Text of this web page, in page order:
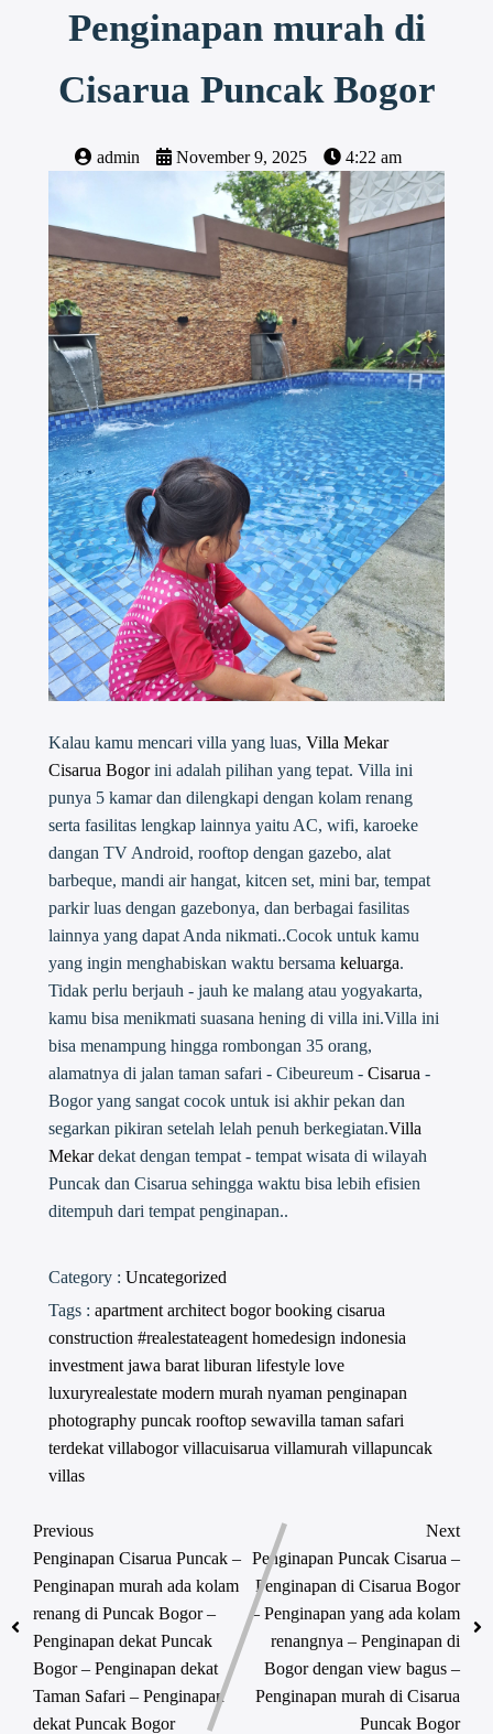
Penginapan murah di
Cisarua Puncak Bogor
admin November 9, 2025 4:22 am
Kalau kamu mencari villa yang luas, Villa Mekar
Cisarua Bogorini adalah pilihan yang tepat. Villa ini
punya 5 kamar dan dilengkapi dengan kolam renang
serta fasilitas lengkap lainnya yaitu AC, wifi, karoeke
dangan TV Android, rooftop dengan gazebo, alat
barbeque, mandi air hangat, kitcen set, mini bar, tempat
parkir luas dengan gazebonya, dan berbagai fasilitas
lainnya yang dapat Anda nikmati..Cocok untuk kamu
yang ingin menghabiskan waktu bersama keluarga.
Tidak perlu berjauh - jauh ke malang atau yogyakarta,
kamu bisa menikmati suasana hening di villa ini.Villa ini
bisa menampung hingga rombongan 35 orang,
alamatnya di jalan taman safari - Cibeureum - Cisarua -
Bogor yang sangat cocok untuk isi akhir pekan dan
segarkan pikiran setelah lelah penuh berkegiatan.Villa
Mekardekat dengan tempat - tempat wisata di wilayah
Puncak dan Cisarua sehingga waktu bisa lebih efisien
ditempuh dari tempat penginapan..
Category : Uncategorized
Tags : apartment architect bogorbooking cisarua
construction #realestateagent homedesign indonesia
investment jawa barat liburan lifestyle love
luxuryrealestate modern murah nyaman penginapan
photography puncak rooftop sewavilla taman safari
terdekat villabogorvillacuisarua villamurah villapuncak
villas
Previous
Penginapan Cisarua Puncak –
Penginapan murah ada kolam
renang di Puncak Bogor –
Penginapan dekat Puncak
Bogor – Penginapan dekat
Taman Safari – Penginapan
dekat Puncak Bogor
Next
Penginapan Puncak Cisarua –
Penginapan di Cisarua Bogor
– Penginapan yang ada kolam
renangnya – Penginapan di
Bogor dengan view bagus –
Penginapan murah di Cisarua
Puncak Bogor